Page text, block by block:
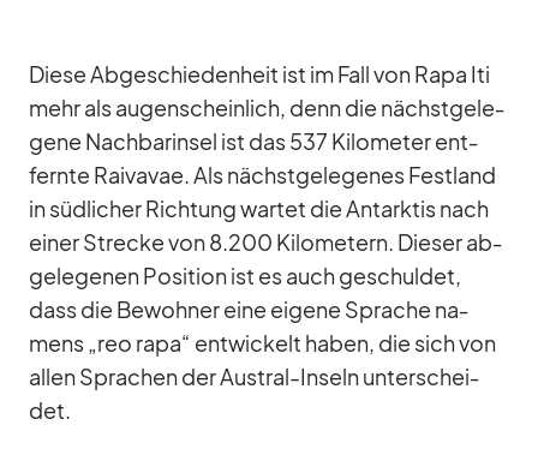
Diese Ab­ge­schie­den­heit ist im Fall von Rapa Iti
mehr als au­gen­schein­lich, denn die nächst­ge­le­
gene Nach­bar­insel ist das 537 Ki­lo­me­ter ent­
fernte Rai­va­vae. Als nächst­ge­le­ge­nes Fest­land
in süd­li­cher Rich­tung war­tet die Ant­ark­tis nach
ei­ner Stre­cke von 8.200 Ki­lo­me­tern. Die­ser ab­
ge­le­ge­nen Po­si­tion ist es auch ge­schul­det,
dass die Be­woh­ner eine ei­gene Spra­che na­
mens „reo rapa“ ent­wi­ckelt ha­ben, die sich von
al­len Spra­chen der Aus­tral-In­seln un­ter­schei­
det.